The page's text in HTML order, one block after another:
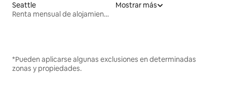
Seattle
Renta mensual de alojamientos
Mostrar más
*Pueden aplicarse algunas exclusiones en determinadas
zonas y propiedades.